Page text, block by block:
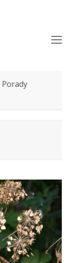
Porady